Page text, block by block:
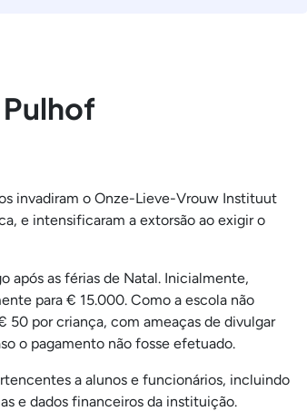
invadiram o Onze-Lieve-Vrouw Instituut
e intensificaram a extorsão ao exigir o
após as férias de Natal. Inicialmente,
para € 15.000. Como a escola não
50 por criança, com ameaças de divulgar
o pagamento não fosse efetuado.
a alunos e funcionários, incluindo
e dados financeiros da instituição.